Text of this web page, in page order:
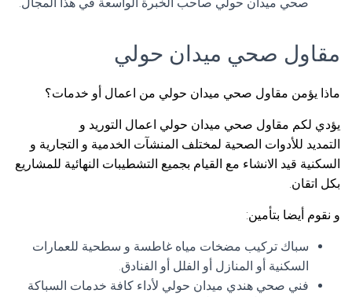
مقاول صحي ميدان حولي
ماذا يؤمن مقاول صحي ميدان حولي من اعمال أو خدمات؟
يؤدي لكم مقاول صحي ميدان حولي اعمال التوريد و
التمديد للأدوات الصحية لمختلف المنشآت الخدمية و التجارية و
السكنية قيد الانشاء مع القيام بجميع التشطيبات النهائية للمشاريع
بكل اتقان.
و نقوم أيضا بتأمين:
سباك تركيب مضخات مياه غاطسة و سطحية للعمارات
السكنية أو المنازل أو الفلل أو الفنادق.
فني صحي هندي ميدان حولي لأداء كافة خدمات السباكة